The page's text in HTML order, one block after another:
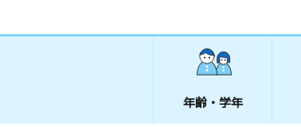
年齢・学年